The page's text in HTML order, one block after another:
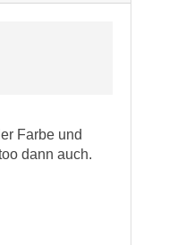
Farbe und
dann auch.